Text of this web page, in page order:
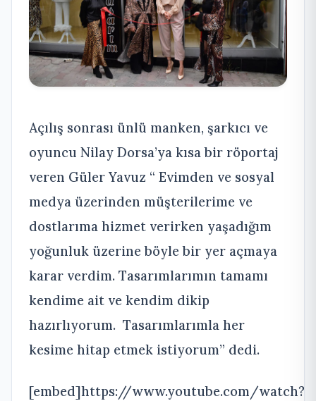
Açılış sonrası ünlü manken, şarkıcı ve
oyuncu Nilay Dorsa’ya kısa bir röportaj
veren Güler Yavuz “ Evimden ve sosyal
medya üzerinden müşterilerime ve
dostlarıma hizmet verirken yaşadığım
yoğunluk üzerine böyle bir yer açmaya
karar verdim. Tasarımlarımın tamamı
kendime ait ve kendim dikip
hazırlıyorum. Tasarımlarımla her
kesime hitap etmek istiyorum” dedi.
[embed]https://www.youtube.com/watch?